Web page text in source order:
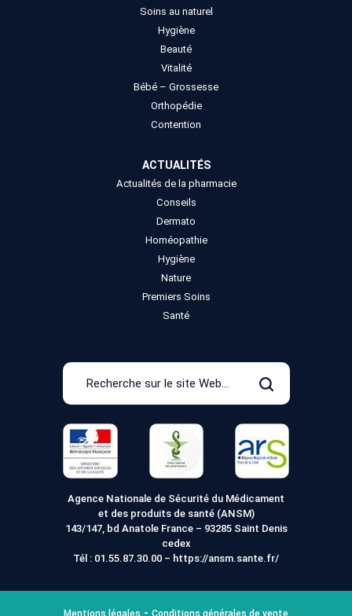
Soins au naturel
Hygiène
Beauté
Vitalité
Bébé – Grossesse
Orthopédie
Contention
ACTUALITÉS
Actualités de la pharmacie
Conseils
Dermato
Homéopathie
Hygiène
Nature
Premiers Soins
Santé
Recherche
le
site
Web
Rechercher
Agence Nationale de Sécurité du Médicament
et des produits de santé (ANSM)
143/147, bd Anatole France – 93285 Saint Denis
cedex
Tél : 01.55.87.30.00 – https://ansm.sante.fr/
Mentions légales Conditions générales de vente